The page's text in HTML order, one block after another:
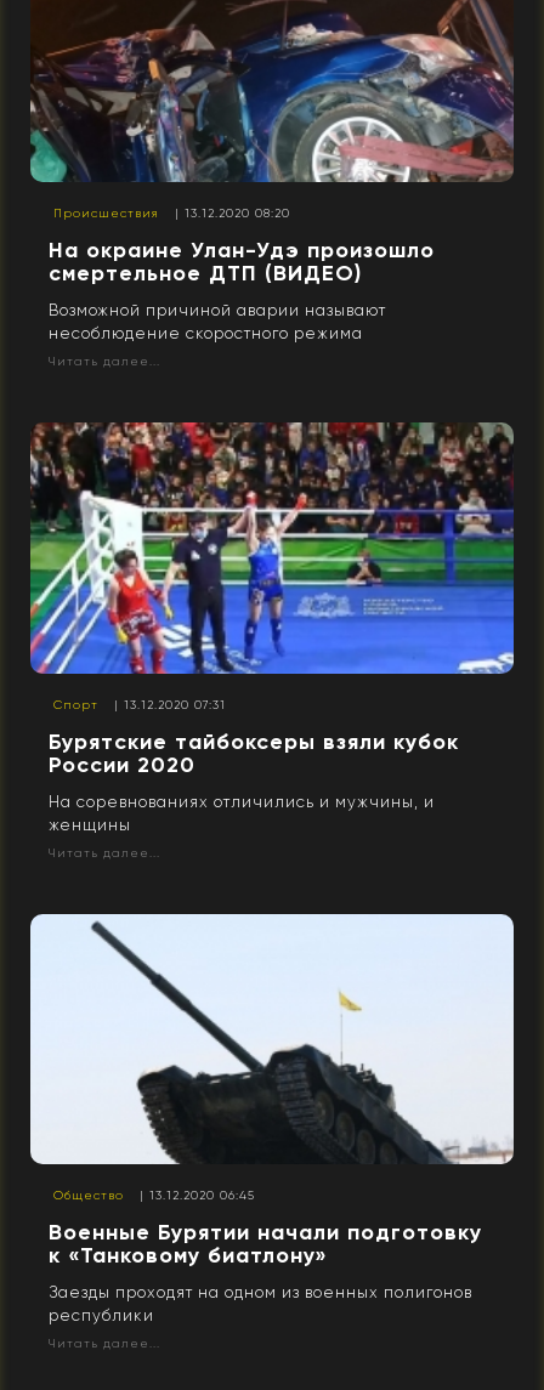
Происшествия | 13.12.2020 08:20
На окраине Улан-Удэ произошло
смертельное ДТП (ВИДЕО)
Возможной причиной аварии называют
несоблюдение скоростного режима
Читать далее...
Спорт | 13.12.2020 07:31
Бурятские тайбоксеры взяли кубок
России 2020
На соревнованиях отличились и мужчины, и
женщины
Читать далее...
Общество | 13.12.2020 06:45
Военные Бурятии начали подготовку
к «Танковому биатлону»
Заезды проходят на одном из военных полигонов
республики
Читать далее...